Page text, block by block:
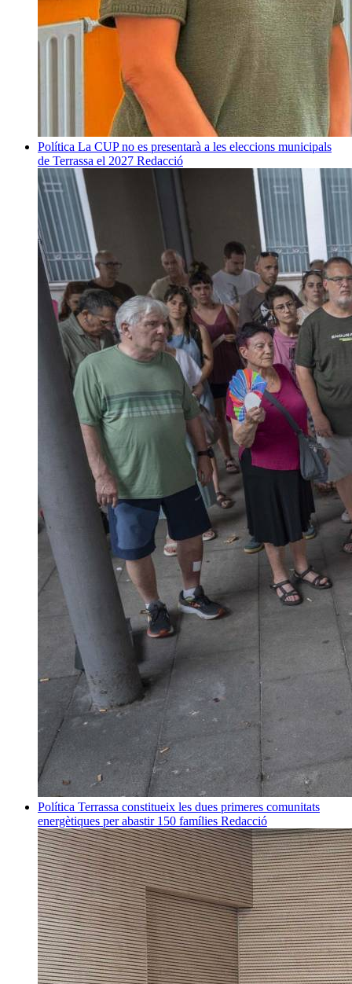
Política La CUP no es presentarà a les eleccions municipals
de Terrassa el 2027 Redacció
Política Terrassa constitueix les dues primeres comunitats
energètiques per abastir 150 famílies Redacció